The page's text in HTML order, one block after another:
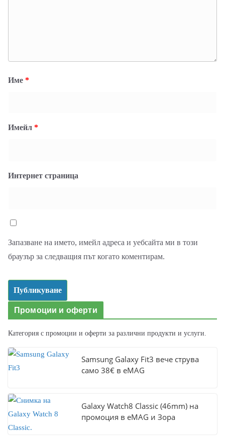
Име *
Имейл *
Интернет страница
Запазване на името, имейл адреса и уебсайта ми в този
браузър за следващия път когато коментирам.
Промоции и оферти
Категория с промоции и оферти за различни продукти и услуги.
Samsung Galaxy Fit3 вече струва
само 38€ в eMAG
Galaxy Watch8 Classic (46mm) на
промоция в eMAG и Зора